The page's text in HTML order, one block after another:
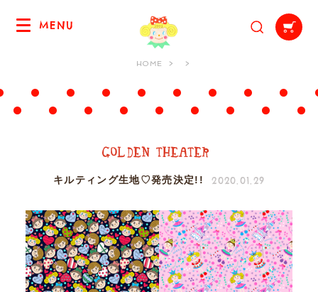
MENU
HOME
キルティング生地♡発売決定!! 2020.01.29